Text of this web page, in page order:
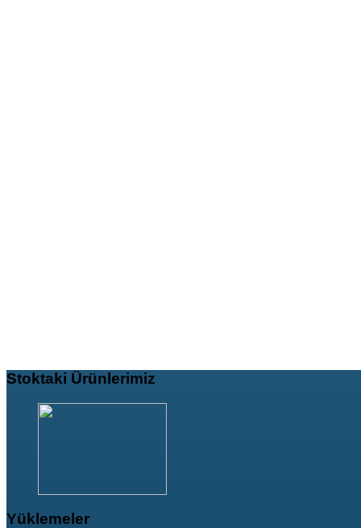
Stoktaki Ürünlerimiz
Yüklemeler